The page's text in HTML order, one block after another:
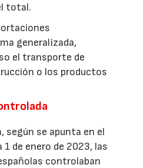
total.
generalizada,
el transporte de
o los productos
según se apunta en el
1 de enero de 2023, las
controlaban